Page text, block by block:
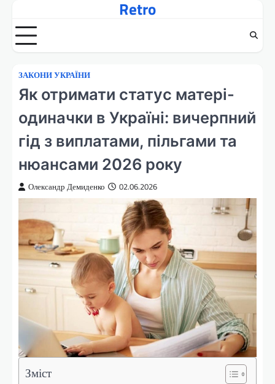
вмісту
Retro
ЗАКОНИ УКРАЇНИ
Як отримати статус матері-
одиначки в Україні: вичерпний
гід з виплатами, пільгами та
нюансами 2026 року
Олександр Демиденко 02.06.2026
Зміст